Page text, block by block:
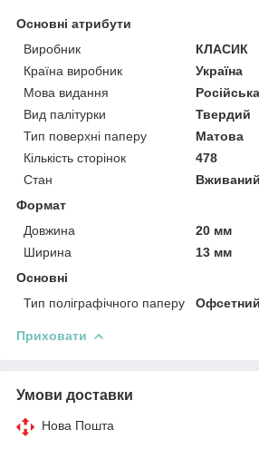
Основні атрибути
Виробник
КЛАСИК
Країна виробник
Україна
Мова видання
Російська
Вид палітурки
Твердий
Тип поверхні паперу
Матова
Кількість сторінок
478
Стан
Вживаний
Формат
Довжина
20 мм
Ширина
13 мм
Основні
Тип поліграфічного паперу
Офсетний
Приховати
Умови доставки
Нова Пошта